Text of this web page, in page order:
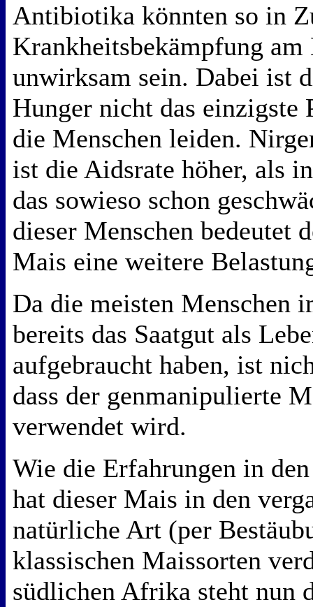
Antibiotika könnten so in
Krankheitsbekämpfung
unwirksam sein. Dabei ist
Hunger nicht das einzigste
die Menschen leiden.
ist die Aidsrate höher, als
das sowieso schon
dieser Menschen bedeutet
Mais eine weitere
Da die meisten Menschen
bereits das Saatgut als
aufgebraucht haben, ist
dass der genmanipulierte
verwendet wird.
Wie die Erfahrungen in
hat dieser Mais in den
natürliche Art (per
klassischen Maissorten
südlichen Afrika steht nun